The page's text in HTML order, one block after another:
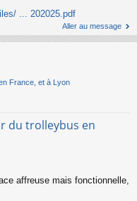
... 202025.pdf
Aller au message
France, et à Lyon
du trolleybus en
affreuse mais fonctionnelle,